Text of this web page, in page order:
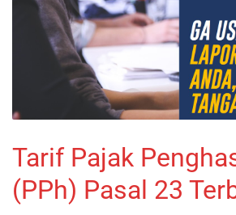
Tarif Pajak
(PPh) Pasal 23